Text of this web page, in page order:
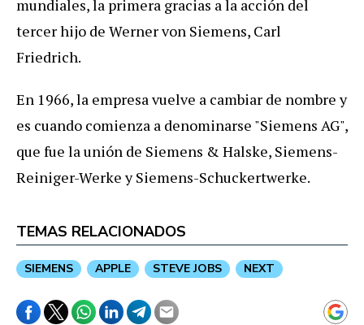
mundiales, la primera gracias a la acción del
tercer hijo de Werner von Siemens, Carl
Friedrich.
En 1966, la empresa vuelve a cambiar de nombre y
es cuando comienza a denominarse "Siemens AG",
que fue la unión de Siemens & Halske, Siemens-
Reiniger-Werke y Siemens-Schuckertwerke.
TEMAS RELACIONADOS
SIEMENS APPLE STEVE JOBS NEXT